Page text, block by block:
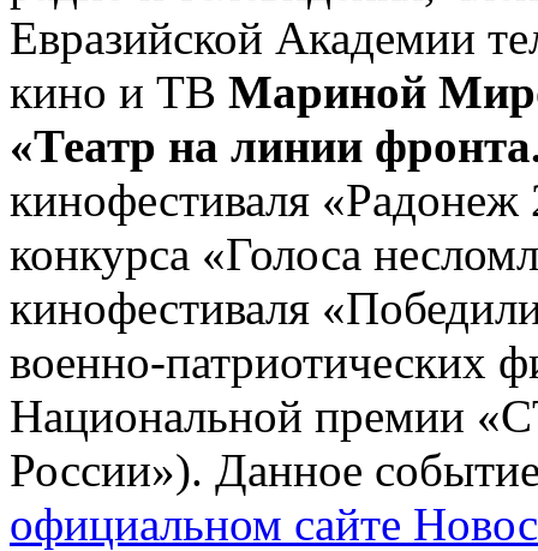
Евразийской Академии
кино и ТВ Мариной
«Театр на линии
кинофестиваля «Радонеж
конкурса «Голоса
кинофестиваля
военно-патриотических
Национальной премии
России»). Данное
официальном сайте